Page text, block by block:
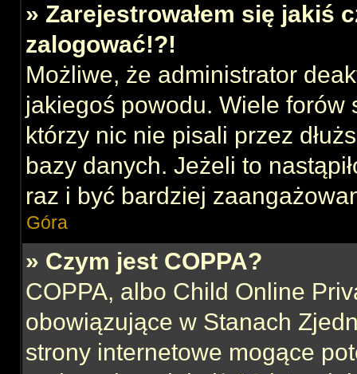
» Zarejestrowałem się jakiś
zalogować!?!
Możliwe, że administrator
jakiegoś powodu. Wiele forów
którzy nic nie pisali przez
bazy danych. Jeżeli to
raz i być bardziej
Góra
» Czym jest COPPA?
COPPA, albo Child Online
obowiązujące w Stanach
strony internetowe mogące